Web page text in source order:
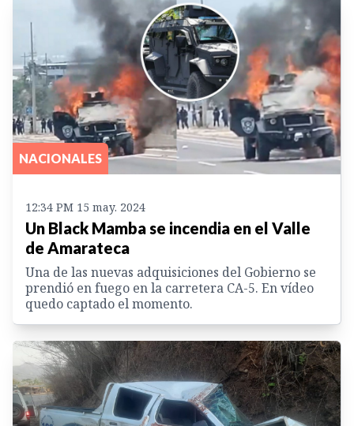
NACIONALES
12:34 PM 15 may. 2024
Un Black Mamba se incendia en el Valle
de Amarateca
Una de las nuevas adquisiciones del Gobierno se
prendió en fuego en la carretera CA-5. En vídeo
quedo captado el momento.